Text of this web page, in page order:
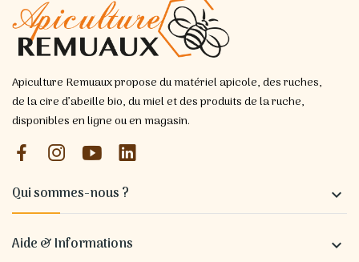
Apiculture Remuaux propose du matériel apicole, des ruches,
de la cire d’abeille bio, du miel et des produits de la ruche,
disponibles en ligne ou en magasin.
Qui sommes-nous ? 
Aide & Informations 